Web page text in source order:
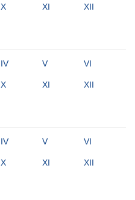
X XI XII
IV V VI
X XI XII
IV V VI
X XI XII